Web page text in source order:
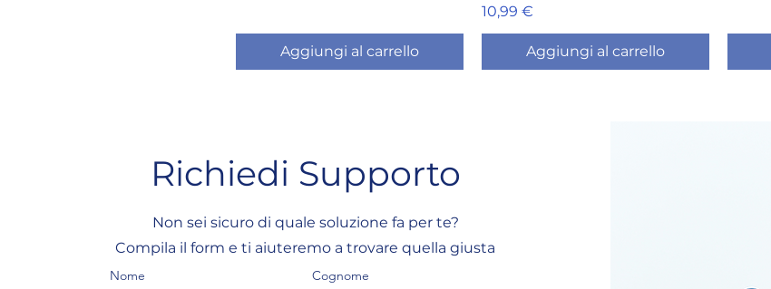
Aggiungi al carrello
Prezzo
10,99 €
Aggiungi al carrello
Richiedi Supporto
Non sei sicuro di quale soluzione fa per te?
Compila il form e ti aiuteremo a trovare quella giusta
Nome Cognome